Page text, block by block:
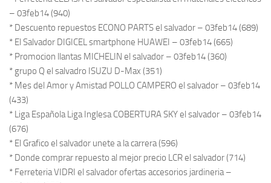
– 03feb14 (940)
* Descuento repuestos ECONO PARTS el salvador – 03feb14 (689)
* El Salvador DIGICEL smartphone HUAWEI – 03feb14 (665)
* Promocion llantas MICHELIN el salvador – 03feb14 (360)
* grupo Q el salvadro ISUZU D-Max (351)
* Mes del Amor y Amistad POLLO CAMPERO el salvador – 03feb14
(433)
* Liga Española Liga Inglesa COBERTURA SKY el salvador – 03feb14
(676)
* El Grafico el salvador unete a la carrera (596)
* Donde comprar repuesto al mejor precio LCR el salvador (714)
* Ferreteria VIDRI el salvador ofertas accesorios jardineria –